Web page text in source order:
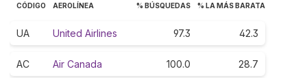
CÓDIGO AEROLÍNEA % BÚSQUEDAS % LA MÁS BARATA
UA United Airlines 97.3 42.3
AC Air Canada 100.0 28.7